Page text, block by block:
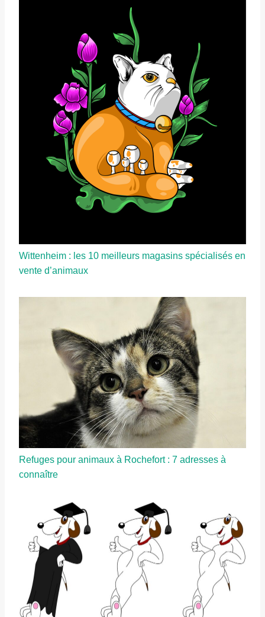
Wittenheim : les 10 meilleurs magasins spécialisés en
vente d’animaux
Refuges pour animaux à Rochefort : 7 adresses à
connaître